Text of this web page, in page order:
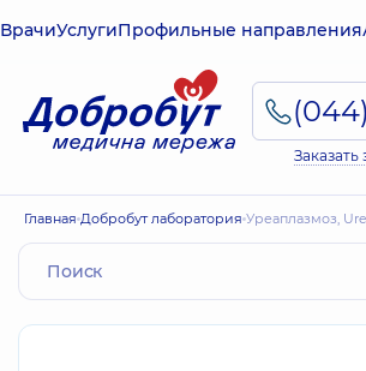
ВрачиУслугиПрофильные направления
Заказать
Главная Добробут лаборатория Уреаплазмоз, Ureaplasma